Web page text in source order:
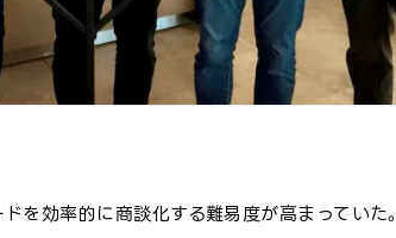
を効率的に商談化する難易度が高まっていた。